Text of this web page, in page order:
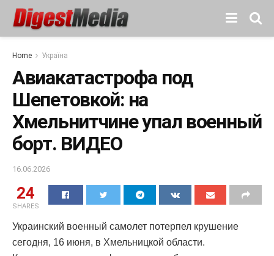
Home Україна
Авиакатастрофа под
Шепетовкой: на
Хмельнитчине упал военный
борт. ВИДЕО
16.06.2026
24
SHARES
Украинский военный самолет потерпел крушение
сегодня, 16 июня, в Хмельницкой области.